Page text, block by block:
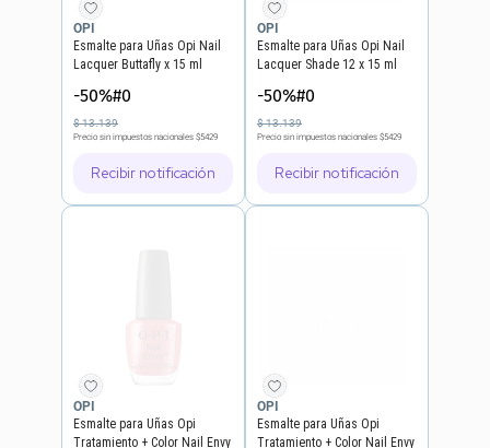
OPI
Esmalte para Uñas Opi Nail
Lacquer Buttafly x 15 ml
-50%#0
$13.139
Precio sin impuestos nacionales $5429
Recibir notificación
OPI
Esmalte para Uñas Opi Nail
Lacquer Shade 12 x 15 ml
-50%#0
$13.139
Precio sin impuestos nacionales $5429
Recibir notificación
OPI
Esmalte para Uñas Opi
Tratamiento + Color Nail Envy
OPI
Esmalte para Uñas Opi
Tratamiento + Color Nail Envy